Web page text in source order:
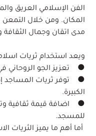
الفن الإسلامي العريق
المكان. ومن خلال التمعن
مدى اتقان وجمال
ويعد استخدام ثريات
● تعزيز الجو الروحاني
● توفر ثريات المساجد
الكبيرة.
● اضافة قيمة ثقافية
للمسجد.
أما أهم ما يميز الثريات